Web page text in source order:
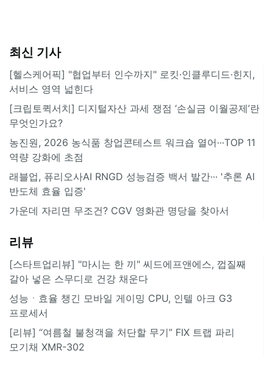
최신 기사
[헬스케어픽] "협업부터 인수까지" 로킷·인클루디드·힌지,
서비스 영역 넓힌다
[크립토퀵서치] 디지털자산 과세 쟁점 ‘손실금 이월공제’란
무엇인가요?
농진원, 2026 농식품 창업콘테스트 워크숍 열어···TOP 11
역량 강화에 초점
래블업, 퓨리오사AI RNGD 성능검증 백서 발간··· '추론 AI
반도체 효율 입증'
가운데 자리면 무조건? CGV 영화관 명당을 찾아서
리뷰
[스타트업리뷰] "마시는 한 끼" 씨드에프앤에스, 껍질째
갈아 넣은 스무디로 건강 채운다
성능ㆍ효율 챙긴 모바일 게이밍 CPU, 인텔 아크 G3
프로세서
[리뷰] “여름철 불청객을 처단할 무기” FIX 트랩 파리
모기채 XMR-302